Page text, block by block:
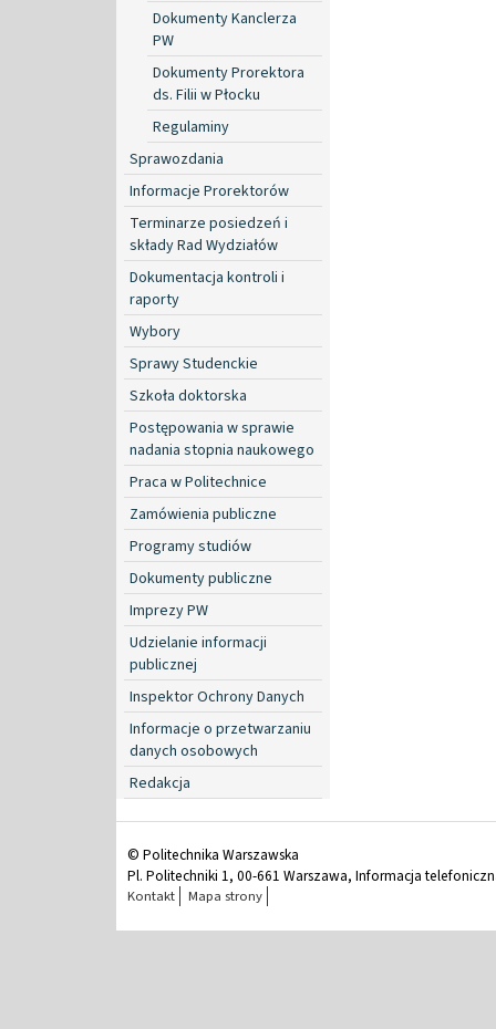
Dokumenty Kanclerza
PW
Dokumenty Prorektora
ds. Filii w Płocku
Regulaminy
Sprawozdania
Informacje Prorektorów
Terminarze posiedzeń i
składy Rad Wydziałów
Dokumentacja kontroli i
raporty
Wybory
Sprawy Studenckie
Szkoła doktorska
Postępowania w sprawie
nadania stopnia naukowego
Praca w Politechnice
Zamówienia publiczne
Programy studiów
Dokumenty publiczne
Imprezy PW
Udzielanie informacji
publicznej
Inspektor Ochrony Danych
Informacje o przetwarzaniu
danych osobowych
Redakcja
© Politechnika Warszawska
Pl. Politechniki 1, 00-661 Warszawa, Informacja
Kontakt Mapa strony